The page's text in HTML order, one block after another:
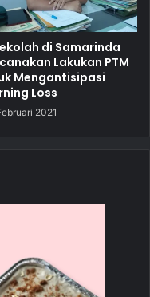
di Samarinda
Lakukan PTM
Mengantisipasi
Loss
2021